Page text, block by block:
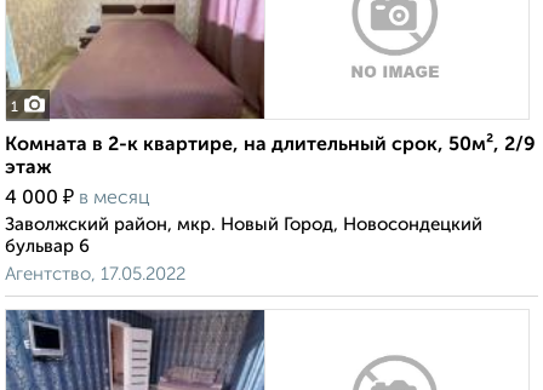
1
Комната в 2-к квартире, на длительный срок, 50м², 2/9
этаж
4 000 ₽ в месяц
Заволжский район, мкр. Новый Город, Новосондецкий
бульвар 6
Агентство, 17.05.2022